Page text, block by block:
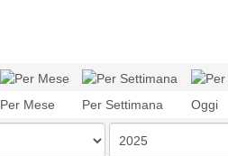
Per Mese Per Settimana Oggi